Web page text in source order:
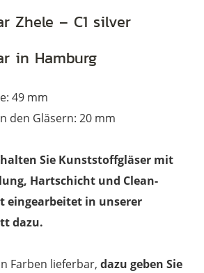
Zhele – C1 silver
in Hamburg
49 mm
den Gläsern: 20 mm
Sie Kunststoffgläser mit
Hartschicht und Clean-
eingearbeitet in unserer
dazu.
Farben lieferbar,dazu geben Sie